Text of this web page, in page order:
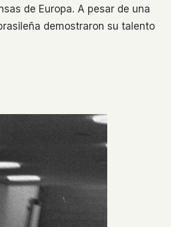
de Europa. A pesar de una
demostraron su talento